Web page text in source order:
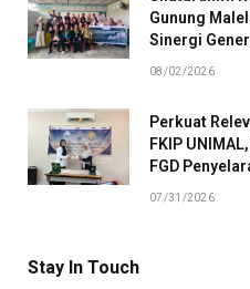
Gunung
Sinergi
08/02/2026
Perkuat
FKIP
FGD
07/31/2026
Stay In Touch